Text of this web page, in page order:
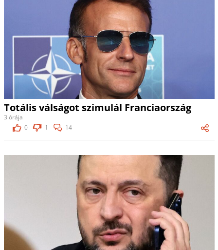
Totális válságot szimulál Franciaország
3 órája
0
1 14